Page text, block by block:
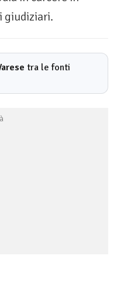
giudiziari.
tra le fonti